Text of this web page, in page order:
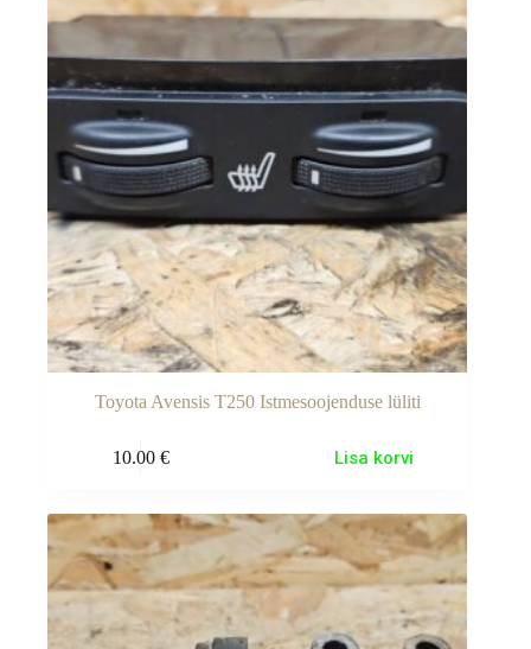
Toyota Avensis T250 Istmesoojenduse lüliti
10.00 € Lisa korvi